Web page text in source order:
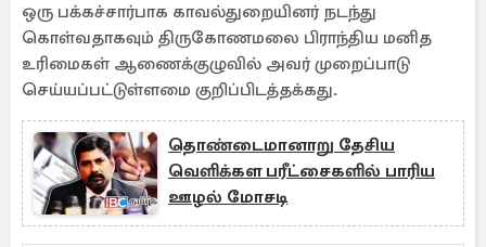
ஒரு பக்கச்சார்பாக காவல்துறையினர் நடந்து
கொள்வதாகவும் திருகோணமலை பிராந்திய மனித
உரிமைகள் ஆணைக்குழுவில் அவர் முறைப்பாடு
செய்யப்பட்டுள்ளமை குறிப்பிடத்தக்கது.
தொண்டைமானாறு தேசிய
வெளிக்கள பரீட்சைகளில் பாரிய
ஊழல் மோசடி